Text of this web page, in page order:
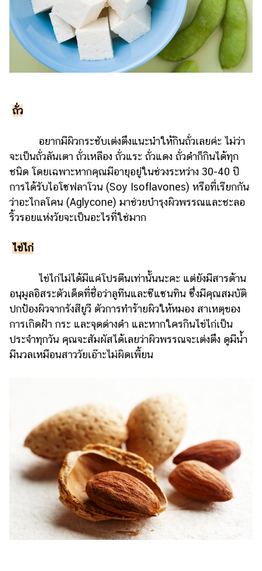
ถั่ว
อยากมีผิวกระชับเต่งตึงแนะนำให้กินถั่วเลยค่ะ ไม่ว่า
จะเป็นถั่วลันเตา ถั่วเหลือง ถั่วแระ ถั่วแดง ถั่วดำก็กินได้ทุก
ชนิด โดยเฉพาะหากคุณมีอายุอยู่ในช่วงระหว่าง 30-40 ปี
การได้รับไอโซฟลาโวน (Soy Isoflavones) หรือที่เรียกกัน
ว่าอะไกลโคน (Aglycone) มาช่วยบำรุงผิวพรรณและชะลอ
ริ้วรอยแห่งวัยจะเป็นอะไรที่ใช่มาก
ไข่ไก่
ไข่ไก่ไม่ได้มีแค่โปรตีนเท่านั้นนะคะ แต่ยังมีสารต้าน
อนุมูลอิสระตัวเด็ดที่ชื่อว่าลูทีนและซีแซนทิน ซึ่งมีคุณสมบัติ
ปกป้องผิวจากรังสียูวี ตัวการทำร้ายผิวให้หมอง สาเหตุของ
การเกิดฝ้า กระ และจุดด่างดำ และหากใครกินไข่ไก่เป็น
ประจำทุกวัน คุณจะสัมผัสได้เลยว่าผิวพรรณจะเต่งตึง ดูมีน้ำ
มีนวลเหมือนสาววัยเอ๊าะไม่ผิดเพี้ยน